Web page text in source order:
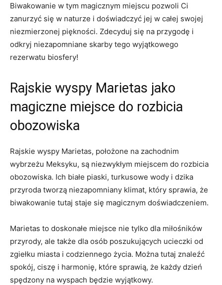
Biwakowanie w tym magicznym miejscu pozwoli Ci
zanurzyć się w naturze i doświadczyć jej w całej swojej
niezmierzonej piękności. Zdecyduj się na przygodę i
odkryj niezapomniane skarby tego wyjątkowego
rezerwatu biosfery!
Rajskie wyspy Marietas jako
magiczne miejsce do rozbicia
obozowiska
Rajskie wyspy Marietas, położone na zachodnim
wybrzeżu Meksyku, są niezwykłym miejscem do rozbicia
obozowiska. Ich białe piaski, turkusowe wody i dzika
przyroda tworzą niezapomniany klimat, który sprawia, że
biwakowanie tutaj staje się magicznym doświadczeniem.
Marietas to doskonałe miejsce nie tylko dla miłośników
przyrody, ale także dla osób poszukujących ucieczki od
zgiełku miasta i codziennego życia. Można tutaj znaleźć
spokój, ciszę i harmonię, które sprawią, że każdy dzień
spędzony na wyspach będzie wyjątkowy.